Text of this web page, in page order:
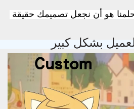
هو أن نجعل تصميمك حقيقة
بشكل كبير